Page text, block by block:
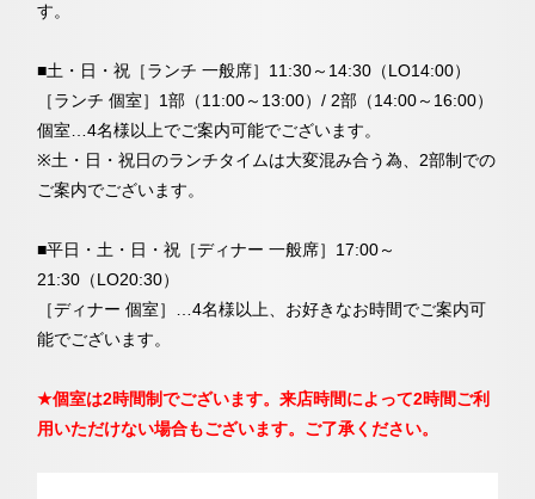
す。
■土・日・祝［ランチ 一般席］11:30～14:30（LO14:00）
［ランチ 個室］1部（11:00～13:00）/ 2部（14:00～16:00）
個室…4名様以上でご案内可能でございます。
※土・日・祝日のランチタイムは大変混み合う為、2部制での
ご案内でございます。
■平日・土・日・祝［ディナー 一般席］17:00～
21:30（LO20:30）
［ディナー 個室］…4名様以上、お好きなお時間でご案内可
能でございます。
★個室は2時間制でございます。来店時間によって2時間ご利
用いただけない場合もございます。ご了承ください。